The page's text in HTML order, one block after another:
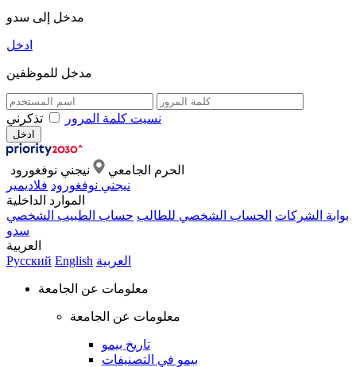
مدخل إلى سدو
ادخل
مدخل للموظفين
نسيت كلمة المرور تذكرني
الحرم الجامعي
نيجني نوفغورود
نيجني نوفغورود فلاديمير
الموارد الداخلية
بوابة الشركات الحساب الشخصي للطالب حساب الطبيب الشخصي
سدو
العربية
Русский English العربية
معلومات عن الجامعة
معلومات عن الجامعة
تاريخ بيمو
بيمو في التصنيفات